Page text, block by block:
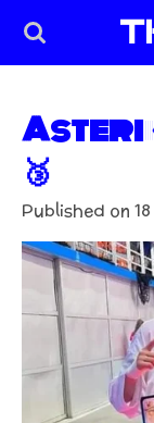
Skip
content
🥉
Published on